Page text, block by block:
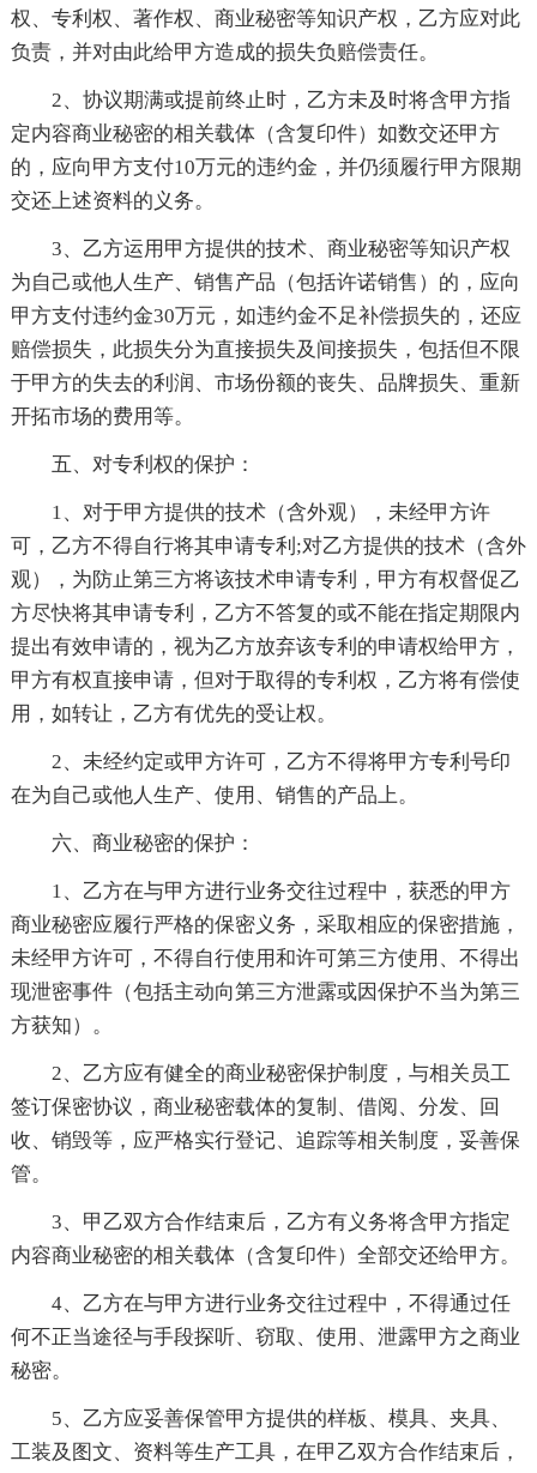
权、专利权、著作权、商业秘密等知识产权，乙方应对此
负责，并对由此给甲方造成的损失负赔偿责任。
2、协议期满或提前终止时，乙方未及时将含甲方指
定内容商业秘密的相关载体（含复印件）如数交还甲方
的，应向甲方支付10万元的违约金，并仍须履行甲方限期
交还上述资料的义务。
3、乙方运用甲方提供的技术、商业秘密等知识产权
为自己或他人生产、销售产品（包括许诺销售）的，应向
甲方支付违约金30万元，如违约金不足补偿损失的，还应
赔偿损失，此损失分为直接损失及间接损失，包括但不限
于甲方的失去的利润、市场份额的丧失、品牌损失、重新
开拓市场的费用等。
五、对专利权的保护：
1、对于甲方提供的技术（含外观），未经甲方许
可，乙方不得自行将其申请专利;对乙方提供的技术（含外
观），为防止第三方将该技术申请专利，甲方有权督促乙
方尽快将其申请专利，乙方不答复的或不能在指定期限内
提出有效申请的，视为乙方放弃该专利的申请权给甲方，
甲方有权直接申请，但对于取得的专利权，乙方将有偿使
用，如转让，乙方有优先的受让权。
2、未经约定或甲方许可，乙方不得将甲方专利号印
在为自己或他人生产、使用、销售的产品上。
六、商业秘密的保护：
1、乙方在与甲方进行业务交往过程中，获悉的甲方
商业秘密应履行严格的保密义务，采取相应的保密措施，
未经甲方许可，不得自行使用和许可第三方使用、不得出
现泄密事件（包括主动向第三方泄露或因保护不当为第三
方获知）。
2、乙方应有健全的商业秘密保护制度，与相关员工
签订保密协议，商业秘密载体的复制、借阅、分发、回
收、销毁等，应严格实行登记、追踪等相关制度，妥善保
管。
3、甲乙双方合作结束后，乙方有义务将含甲方指定
内容商业秘密的相关载体（含复印件）全部交还给甲方。
4、乙方在与甲方进行业务交往过程中，不得通过任
何不正当途径与手段探听、窃取、使用、泄露甲方之商业
秘密。
5、乙方应妥善保管甲方提供的样板、模具、夹具、
工装及图文、资料等生产工具，在甲乙双方合作结束后，